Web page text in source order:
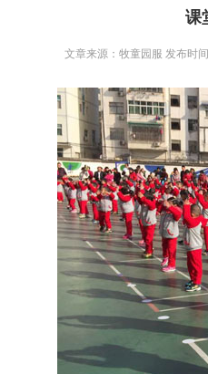
课
文章来源：牧童园服 发布时